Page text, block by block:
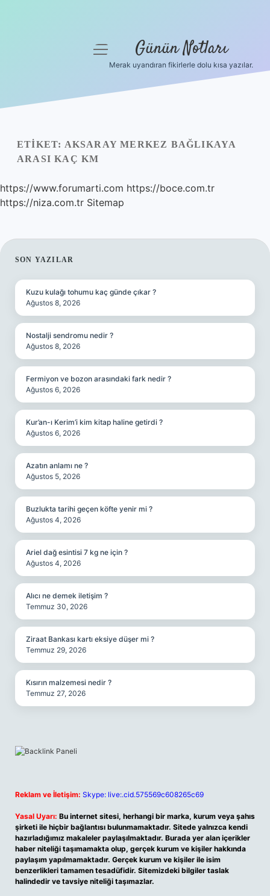
Yasal Uyarı
menüyü
Günün Notları
Merak uyandıran fikirlerle dolu kısa yazılar.
ETIKET: AKSARAY MERKEZ BAĞLIKAYA
ARASI KAÇ KM
https://www.forumarti.com https://boce.com.tr
https://niza.com.tr Sitemap
SIDEBAR
SON YAZILAR
Kuzu kulağı tohumu kaç günde çıkar ?
Ağustos 8, 2026
Nostalji sendromu nedir ?
Ağustos 8, 2026
Fermiyon ve bozon arasındaki fark nedir ?
Ağustos 6, 2026
Kur’an-ı Kerim’i kim kitap haline getirdi ?
Ağustos 6, 2026
Azatın anlamı ne ?
Ağustos 5, 2026
Buzlukta tarihi geçen köfte yenir mi ?
Ağustos 4, 2026
Ariel dağ esintisi 7 kg ne için ?
Ağustos 4, 2026
Alıcı ne demek iletişim ?
Temmuz 30, 2026
Ziraat Bankası kartı eksiye düşer mi ?
Temmuz 29, 2026
Kısırın malzemesi nedir ?
Temmuz 27, 2026
Reklam ve İletişim: Skype: live:.cid.575569c608265c69
Yasal Uyarı: Bu internet sitesi, herhangi bir marka, kurum veya şahıs
şirketi ile hiçbir bağlantısı bulunmamaktadır. Sitede yalnızca kendi
hazırladığımız makaleler paylaşılmaktadır. Burada yer alan içerikler
haber niteliği taşımamakta olup, gerçek kurum ve kişiler hakkında
paylaşım yapılmamaktadır. Gerçek kurum ve kişiler ile isim
benzerlikleri tamamen tesadüfidir. Sitemizdeki bilgiler taslak
halindedir ve tavsiye niteliği taşımazlar.